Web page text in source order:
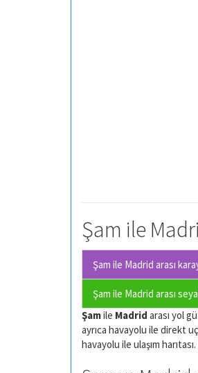
Şam ile
Şam ile Madrid arası
Şam ile Madrid arası
Şamile Madrid arası yol
ayrıca havayolu ile direkt
havayolu ile ulaşım